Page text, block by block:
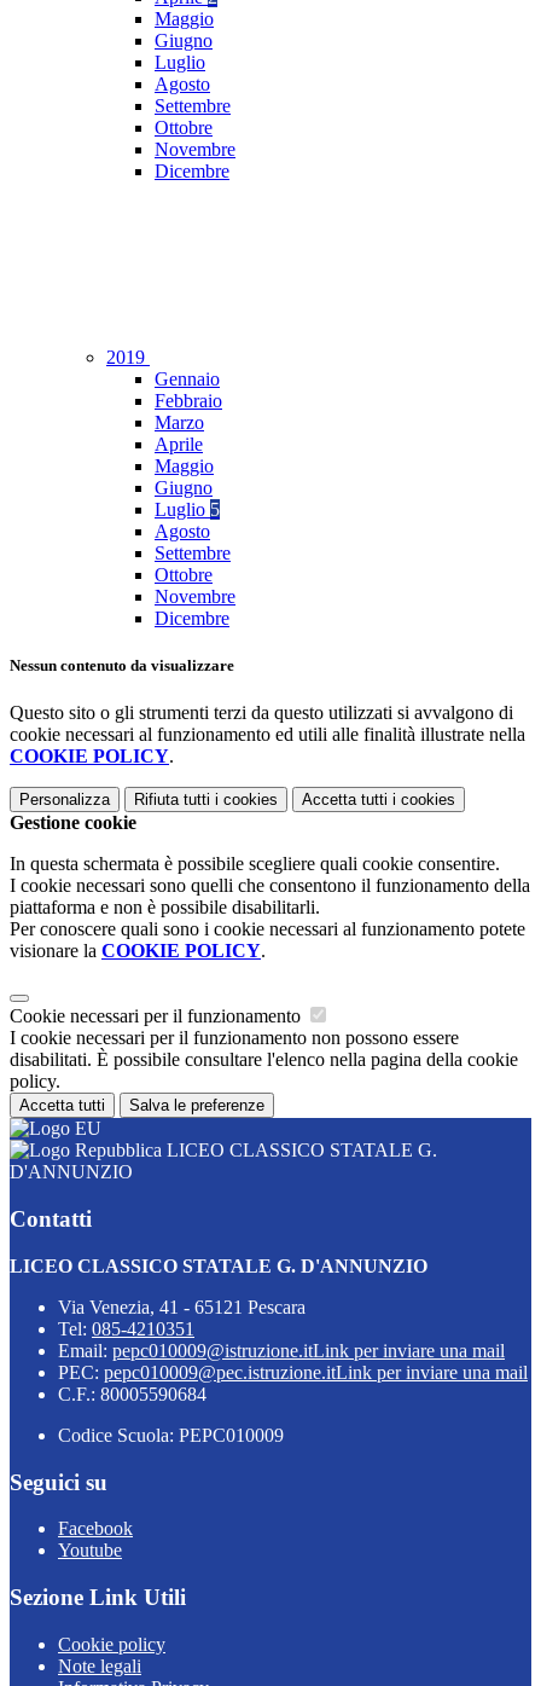
Maggio
Giugno
Luglio
Agosto
Settembre
Ottobre
Novembre
Dicembre
2019
Gennaio
Febbraio
Marzo
Aprile
Maggio
Giugno
Luglio 5
Agosto
Settembre
Ottobre
Novembre
Dicembre
Nessun contenuto da visualizzare
Questo sito o gli strumenti terzi da questo utilizzati si avvalgono di
cookie necessari al funzionamento ed utili alle finalità illustrate nella
COOKIE POLICY.
Personalizza Rifiuta tutti i cookies Accetta tutti i cookies
Gestione cookie
In questa schermata è possibile scegliere quali cookie consentire.
I cookie necessari sono quelli che consentono il funzionamento della
piattaforma e non è possibile disabilitarli.
Per conoscere quali sono i cookie necessari al funzionamento potete
visionare la COOKIE POLICY.
Cookie necessari per il funzionamento
I cookie necessari per il funzionamento non possono essere
disabilitati. È possibile consultare l'elenco nella pagina della cookie
policy.
Accetta tutti Salva le preferenze
LICEO CLASSICO STATALE G.
D'ANNUNZIO
Contatti
LICEO CLASSICO STATALE G. D'ANNUNZIO
Via Venezia, 41 - 65121 Pescara
Tel: 085-4210351
Email: pepc010009@istruzione.itLink per inviare una mail
PEC: pepc010009@pec.istruzione.itLink per inviare una mail
C.F.: 80005590684
Codice Scuola: PEPC010009
Seguici su
Facebook
Youtube
Sezione Link Utili
Cookie policy
Note legali